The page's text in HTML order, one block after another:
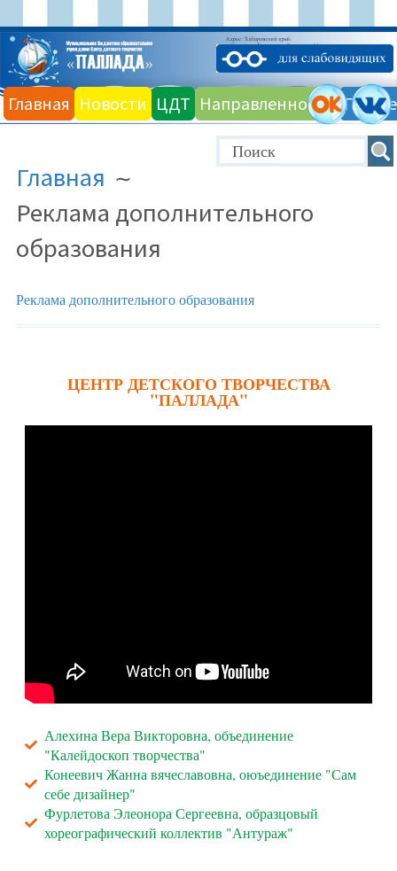
Главная Новости ЦДТ Направленности
Главная
Реклама дополнительного
образования
Реклама дополнительного образования
ЦЕНТР ДЕТСКОГО ТВОРЧЕСТВА
"ПАЛЛАДА"
Алехина Вера Викторовна, объединение
"Калейдоскоп творчества"
Конеевич Жанна вячеславовна, оюъединение "Сам
себе дизайнер"
Фурлетова Элеонора Сергеевна, образцовый
хореографический коллектив "Антураж"